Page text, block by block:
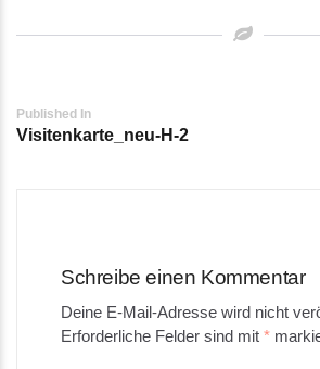
Post
navigation
Published In
Visitenkarte_neu-H-2
Schreibe einen Kommentar
Deine E-Mail-Adresse wird nicht
Erforderliche Felder sind mit *